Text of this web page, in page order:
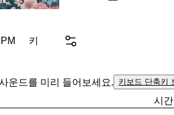
WAV Guitar Loops • 81
Wet, Reverb, Amp,
키
운드를 미리 들어보세요. 키보드 단축키
시간